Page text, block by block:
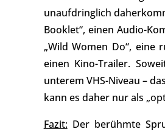
unaufdringlich
Booklet“, einen Audio-
„Wild Women Do“, eine
einen Kino-Trailer.
unterem VHS-Niveau –
kann es daher nur als
Fazit:Der berühmte